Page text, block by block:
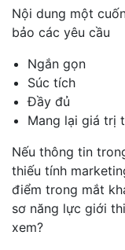
Nội dung một
bảo các yêu cầu
Ngắn gọn
Súc tích
Đầy đủ
Mang lại giá trị
Nếu thông tin
thiếu tính
điểm trong mắt
sơ năng lực giới
xem?